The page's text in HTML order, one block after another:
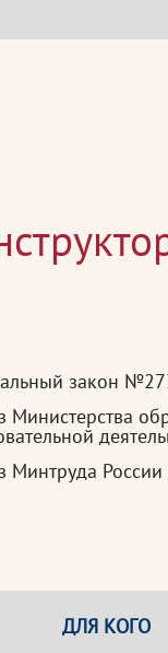
закон
Министерства
Минтруда
ДЛЯ КОГО